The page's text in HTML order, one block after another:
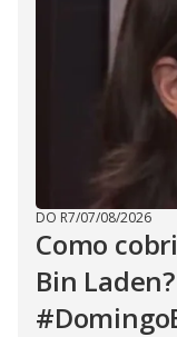
DO R7/07/08/2026
Como
Bin